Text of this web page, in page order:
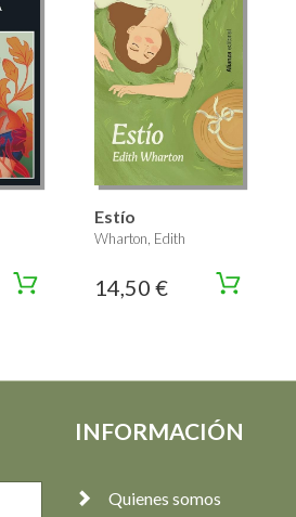
Estío
Wharton, Edith
14,50 €
INFORMACIÓN
Quienes somos